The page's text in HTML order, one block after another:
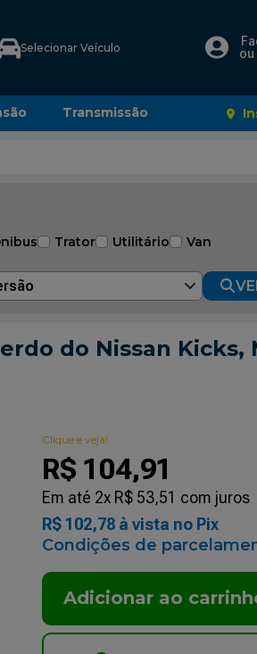
Selecionar Veículo
Transmissão
Trator Utilitário Van
do Nissan Kicks,
Clique e veja!
R$ 104,91
Em até 2x R$ 53,51 com juros
R$ 102,78à vista no Pix
Condições de
Adicionar ao